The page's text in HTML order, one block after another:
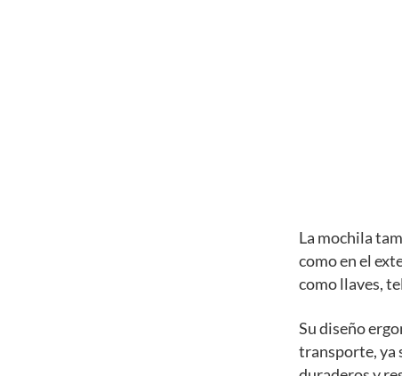
La mochila
como en el
como llaves,
Su diseño
transporte, ya